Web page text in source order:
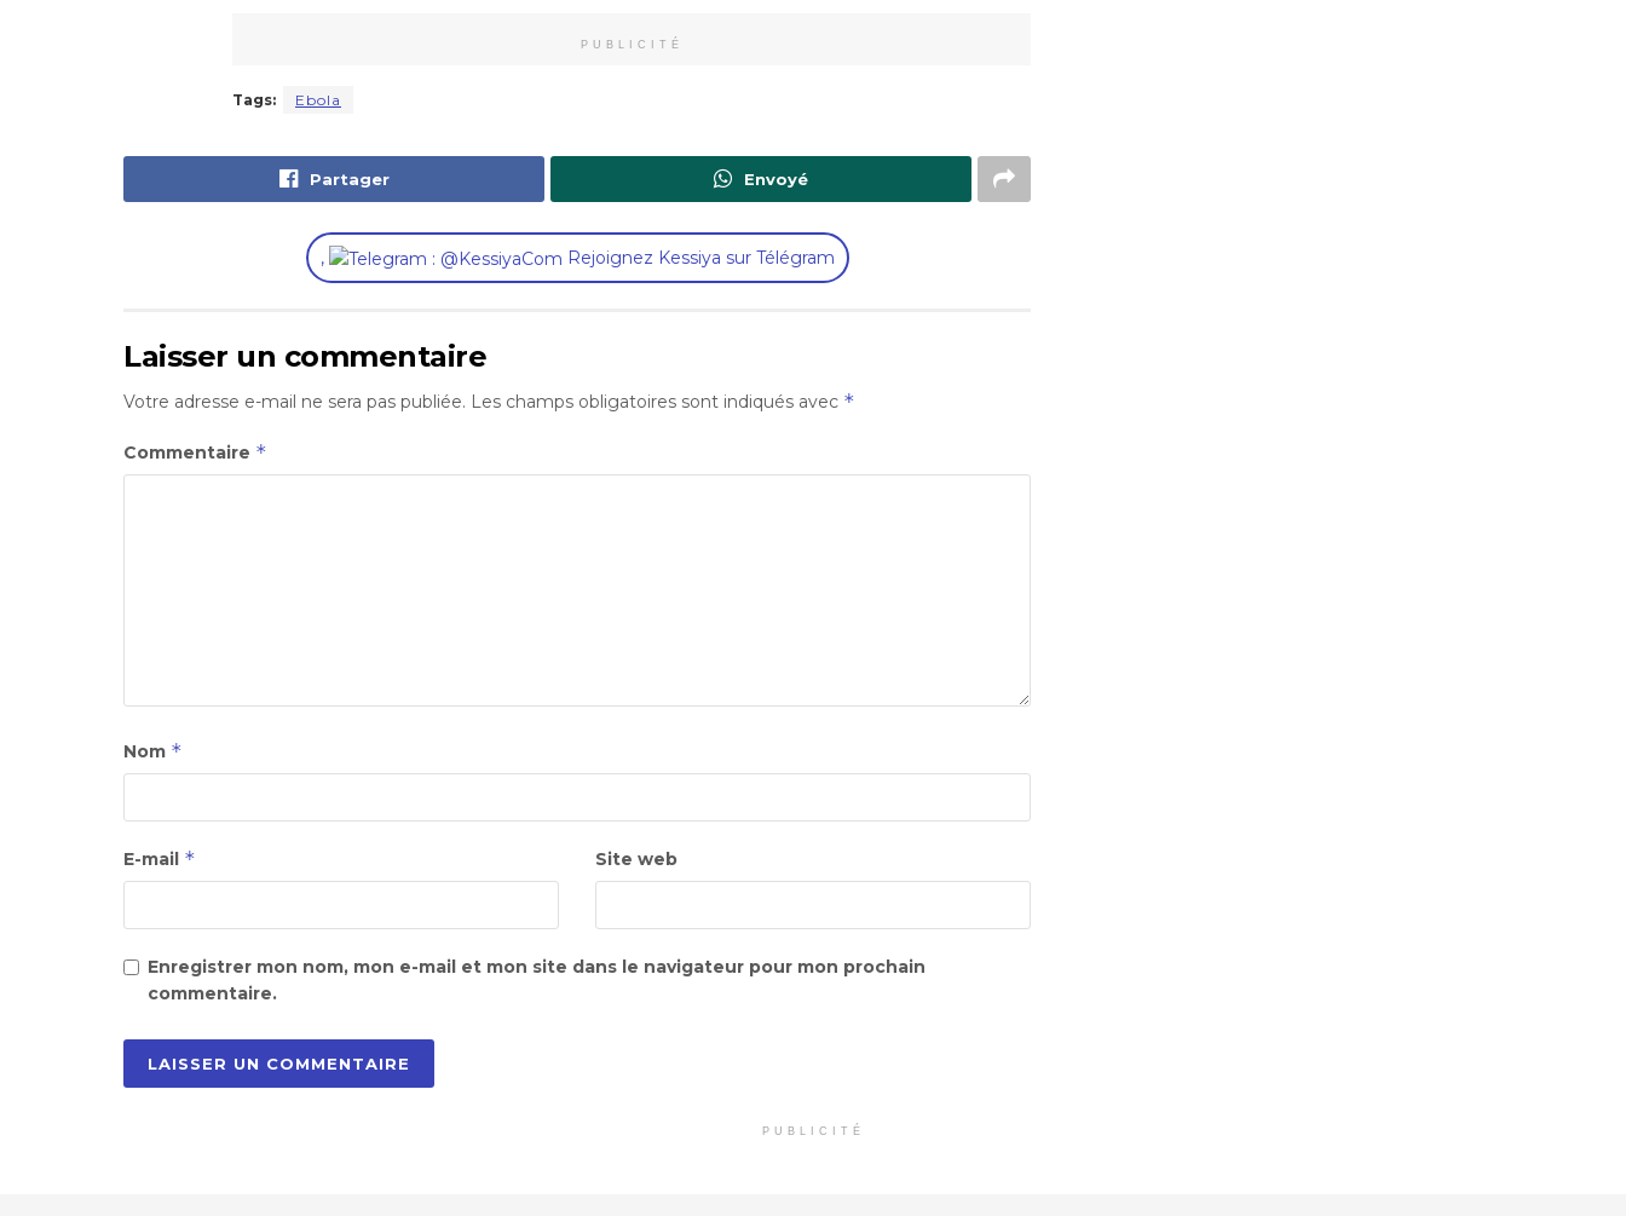
PUBLICITÉ
Tags: Ebola
Partager Envoyé
, Rejoignez Kessiya sur Télégram
Laisser un commentaire
Votre adresse e-mail ne sera pas publiée. Les champs obligatoires sont indiqués avec *
Commentaire *
Nom *
E-mail * Site web
Enregistrer mon nom, mon e-mail et mon site dans le navigateur pour mon prochain
commentaire.
PUBLICITÉ